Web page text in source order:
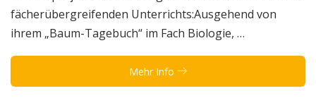
fächerübergreifenden Unterrichts:Ausgehend von
ihrem „Baum-Tagebuch“ im Fach Biologie, …
Mehr Info